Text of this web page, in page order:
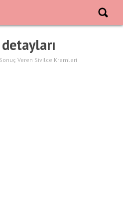
Sonuç Veren Sivilce Kremleri